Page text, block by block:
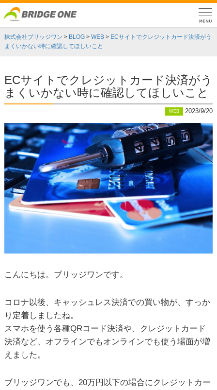
株式会社ブリッジワン > BLOG > WEB > ECサイトでクレジットカード決済がう
まくいかない時に確認してほしいこと
ECサイトでクレジットカード決済がう
まくいかない時に確認してほしいこと
WEB 2023/9/20
こんにちは。ブリッジワンです。
コロナ以後、キャッシュレス決済での買い物が、すっか
り定着しましたね。
スマホを使う各種QRコード決済や、クレジットカード
決済など、オフラインでもオンラインでも使う場面が増
えました。
ブリッジワンでも、20万円以下の場合にクレジットカー